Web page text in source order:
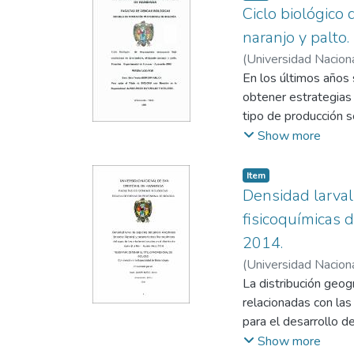
especies de
evaluado. Las
coronator s.l., Culex
haemorrhoidalis y
La riqueza
12). La
adamesi y Culex
sólidos totales
escasas en la
Ciclo biológico
naranjo y
(Universidad
Emilio ;Ayala Sulca,
En los últimos años
obtener estrategias
tipo de producción
permitirían tener en
y naranjo. Se
verdes de naranjo.
hembras en esta
naranjo. El ciclo
días en los
último estado
post oviplena o
aumente de
naranjo.
migrantes por
Show more
Item
Densidad
fisicoquímicas
2014.
(Universidad
La distribución
relacionadas con
para el desarrollo
objetivo principal
Show more